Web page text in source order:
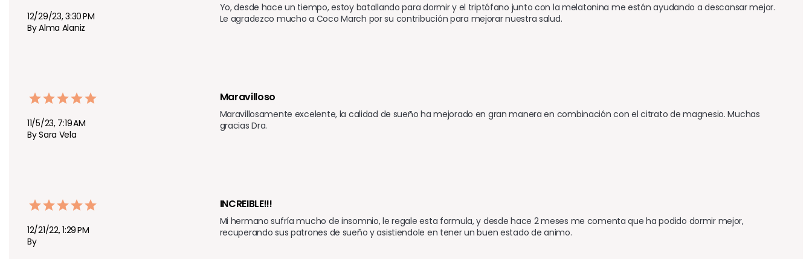
12/29/23, 3:30 PM
By Alma Alaniz
Yo, desde hace un tiempo, estoy batallando para dormir y el triptófano junto con la melatonina me están ayudando a descansar mejor.
Le agradezco mucho a Coco March por su contribución para mejorar nuestra salud.
11/5/23, 7:19 AM
By Sara­ Vela
Maravilloso
Maravillosamente excelente, la calidad de sueño ha mejorado en gran manera en combinación con el citrato de magnesio. Muchas
gracias Dra.
12/21/22, 1:29 PM
By
INCREIBLE!!!
Mi hermano sufría mucho de insomnio, le regale esta formula, y desde hace 2 meses me comenta que ha podido dormir mejor,
recuperando sus patrones de sueño y asistiendole en tener un buen estado de animo.